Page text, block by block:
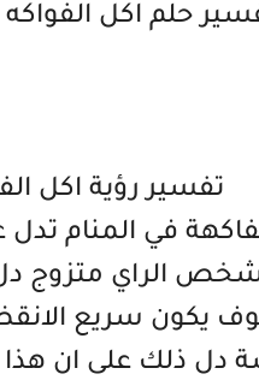
حلم اكل الفواكه
تفسير رؤية اكل
في المنام
الشخص الراي متزوج
يكون سريع
دل ذلك على